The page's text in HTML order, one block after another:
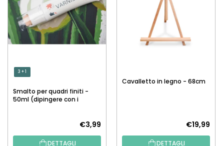
3 + 1
Smalto per quadri finiti -
50ml (dipingere con i
€3,99
DETTAGLI
Cavalletto in legno - 68cm
€19,99
DETTAGLI